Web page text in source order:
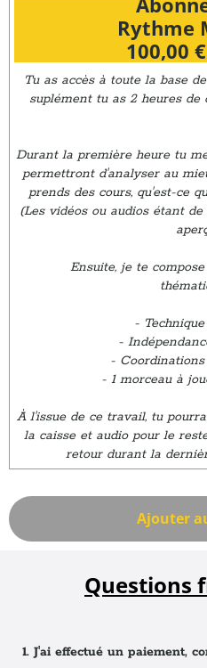
Rythme
100,00
Tu as accès à toute la base
suplément tu as 2 heures de
Durant la première heure tu
permettront d'analyser au
prends des cours, qu'est-ce
(Les vidéos ou audios étant
Ensuite, je te
-
-
-
- 1 morceau à
À l'issue de ce travail, tu
la caisse et audio pour le
retour durant la
Ajouter
Questions
1. J'ai effectué un paiement,